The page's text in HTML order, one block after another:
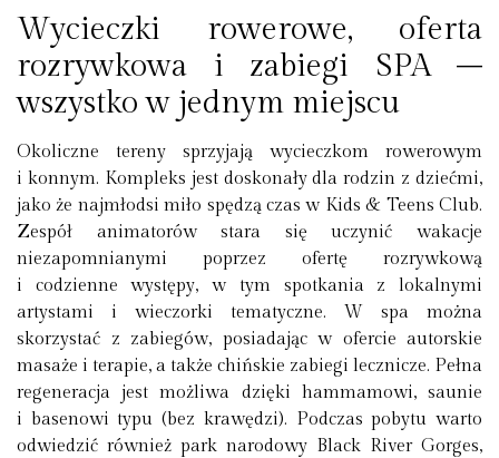
Wycieczki rowerowe, oferta
rozrywkowa i zabiegi SPA –
wszystko w jednym miejscu
Okoliczne tereny sprzyjają wycieczkom rowerowym
i konnym. Kompleks jest doskonały dla rodzin z dziećmi,
jako że najmłodsi miło spędzą czas w Kids & Teens Club.
Zespół animatorów stara się uczynić wakacje
niezapomnianymi poprzez ofertę rozrywkową
i codzienne występy, w tym spotkania z lokalnymi
artystami i wieczorki tematyczne. W spa można
skorzystać z zabiegów, posiadając w ofercie autorskie
masaże i terapie, a także chińskie zabiegi lecznicze. Pełna
regeneracja jest możliwa dzięki hammamowi, saunie
i basenowi typu (bez krawędzi). Podczas pobytu warto
odwiedzić również park narodowy Black River Gorges,